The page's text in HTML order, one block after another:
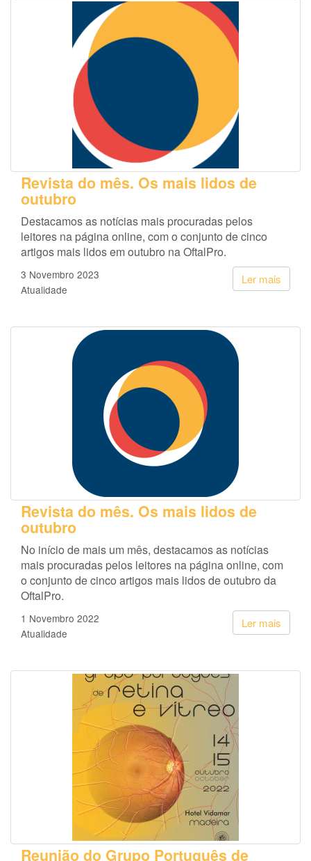
Revista do mês. Os mais lidos de
outubro
Destacamos as notícias mais procuradas pelos
leitores na página online, com o conjunto de cinco
artigos mais lidos em outubro na OftalPro.
Ler mais
3 Novembro 2023
Atualidade
Revista do mês. Os mais lidos de
outubro
No início de mais um mês, destacamos as notícias
mais procuradas pelos leitores na página online, com
o conjunto de cinco artigos mais lidos de outubro da
OftalPro.
Ler mais
1 Novembro 2022
Atualidade
Reunião do Grupo Português de